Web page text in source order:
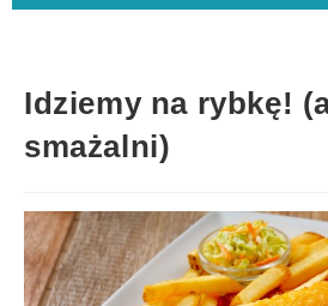
Idziemy na rybkę!
smażalni)